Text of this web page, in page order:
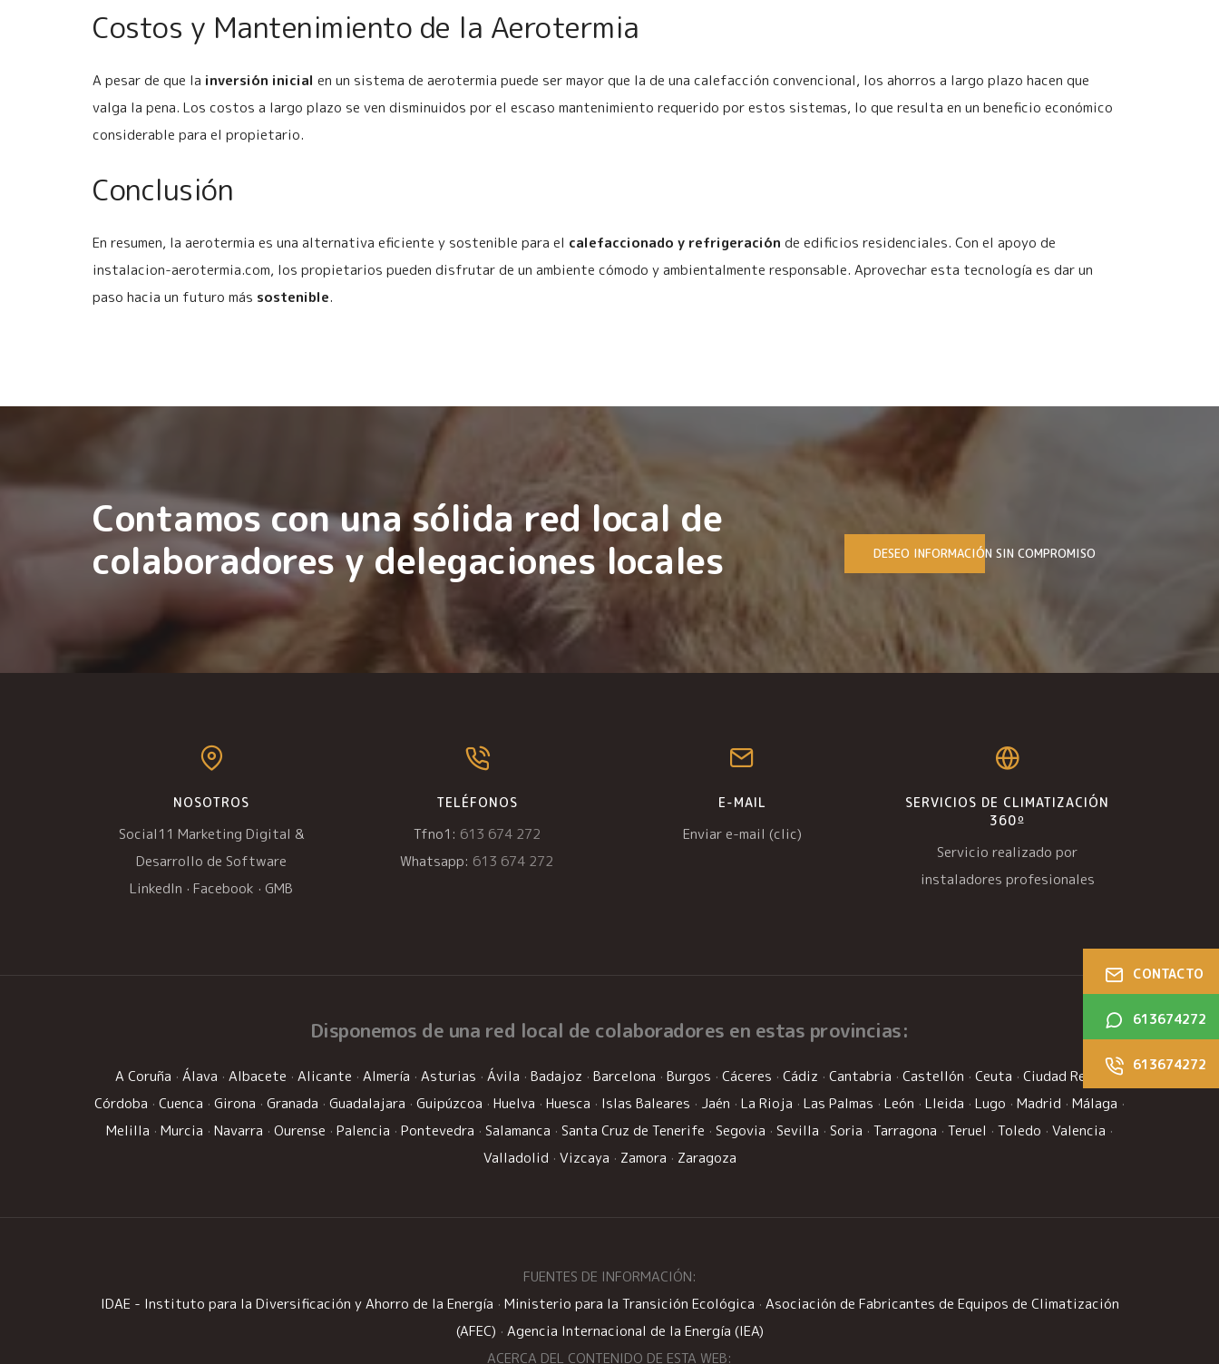
Costos y Mantenimiento de la Aerotermia
A pesar de que la inversión inicial en un sistema de aerotermia puede ser mayor que la de una calefacción convencional, los ahorros a largo plazo hacen que
valga la pena. Los costos a largo plazo se ven disminuidos por el escaso mantenimiento requerido por estos sistemas, lo que resulta en un beneficio económico
considerable para el propietario.
Conclusión
En resumen, la aerotermia es una alternativa eficiente y sostenible para el calefaccionado y refrigeración de edificios residenciales. Con el apoyo de
instalacion-aerotermia.com, los propietarios pueden disfrutar de un ambiente cómodo y ambientalmente responsable. Aprovechar esta tecnología es dar un
paso hacia un futuro más sostenible.
Contamos con una sólida red local de
colaboradores y delegaciones locales
DESEO INFORMACIÓN SIN COMPROMISO
NOSOTROS
Social11 Marketing Digital &
Desarrollo de Software
LinkedIn ·Facebook · GMB
TELÉFONOS
Tfno1: 613 674 272
Whatsapp: 613 674 272
E-MAIL
Enviar e-mail (clic)
SERVICIOS DE CLIMATIZACIÓN
360º
Servicio realizado por
instaladores profesionales
Disponemos de una red local de colaboradores en estas provincias:
A Coruña · Álava · Albacete · Alicante · Almería · Asturias · Ávila · Badajoz · Barcelona · Burgos · Cáceres · Cádiz · Cantabria · Castellón · Ceuta · Ciudad Real
Córdoba · Cuenca · Girona · Granada · Guadalajara · Guipúzcoa · Huelva · Huesca · Islas Baleares · Jaén · La Rioja · Las Palmas · León · Lleida · Lugo · Madrid · Málaga ·
Melilla · Murcia · Navarra · Ourense · Palencia · Pontevedra · Salamanca · Santa Cruz de Tenerife · Segovia · Sevilla · Soria · Tarragona · Teruel · Toledo · Valencia ·
Valladolid · Vizcaya · Zamora · Zaragoza
FUENTES DE INFORMACIÓN:
IDAE - Instituto para la Diversificación y Ahorro de la Energía · Ministerio para la Transición Ecológica · Asociación de Fabricantes de Equipos de Climatización
(AFEC) · Agencia Internacional de la Energía (IEA)
ACERCA DEL CONTENIDO DE ESTA WEB:
CONTACTO
613674272
613674272